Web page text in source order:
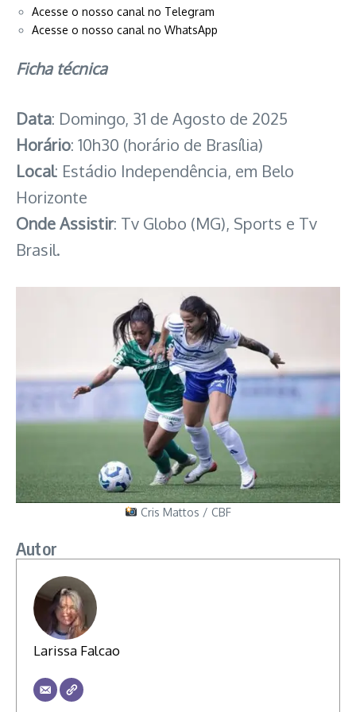
Acesse o nosso canal no Telegram
Acesse o nosso canal no WhatsApp
Ficha técnica
Data: Domingo, 31 de Agosto de 2025
Horário: 10h30 (horário de Brasília)
Local: Estádio Independência, em Belo
Horizonte
Onde Assistir: Tv Globo (MG), Sports e Tv
Brasil.
Cris Mattos / CBF
Autor
Larissa Falcao